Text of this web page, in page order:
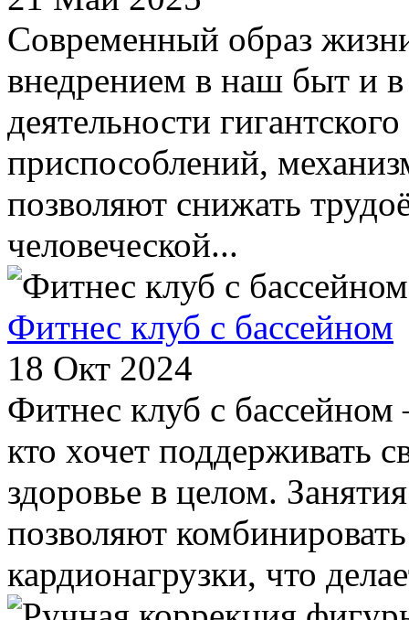
Современный образ
внедрением в наш быт и
деятельности
приспособлений,
позволяют снижать
человеческой...
Фитнес клуб с бассейном
18 Окт 2024
Фитнес клуб с бассейном
кто хочет поддерживать
здоровье в целом.
позволяют
кардионагрузки, что